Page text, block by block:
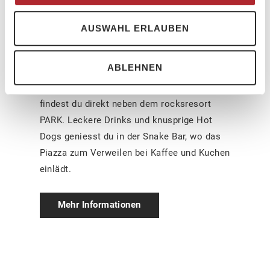
AUSWAHL ERLAUBEN
ABLEHNEN
Snake Bar & Piazza
Den idealen Platz um deinen Kids beim
Austoben zuzuschauen oder um dir nach
einer Skate Session eine Pause zu gönnen
findest du direkt neben dem rocksresort
PARK. Leckere Drinks und knusprige Hot
Dogs geniesst du in der Snake Bar, wo das
Piazza zum Verweilen bei Kaffee und Kuchen
einlädt.
Mehr Informationen